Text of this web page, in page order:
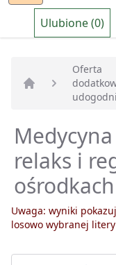
Ulubione (0)
Strona główna
Oferta
relaks i
Uwaga: wyniki
losowo wybranej litery